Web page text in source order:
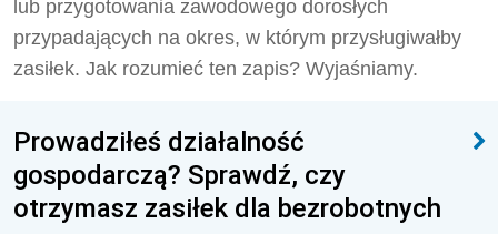
lub przygotowania zawodowego dorosłych
przypadających na okres, w którym przysługiwałby
zasiłek. Jak rozumieć ten zapis? Wyjaśniamy.
Prowadziłeś działalność
gospodarczą? Sprawdź, czy
otrzymasz zasiłek dla bezrobotnych